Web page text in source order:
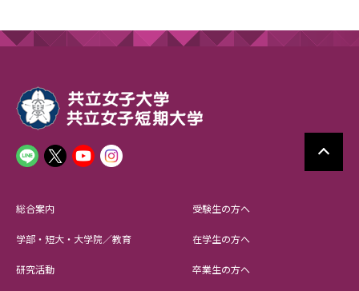
総合案内
学部・短大・大学院／教育
研究活動
受験生の方へ
在学生の方へ
卒業生の方へ